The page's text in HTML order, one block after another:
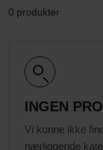
0 produkter
INGEN
Vi kunne ikke
nærliggende